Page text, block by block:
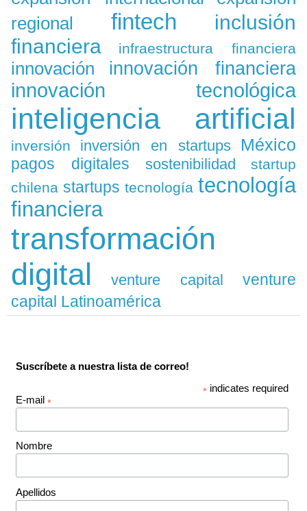
regional
fintech
inclusión
financiera
infraestructura financiera
innovación innovación financiera
innovación tecnológica
inteligencia artificial
inversión inversión en startups México
pagos digitales sostenibilidad
startup
chilena startups tecnología tecnología
financiera
transformación
digital
venture capital
venture
capital Latinoamérica
Suscríbete a nuestra lista de correo!
* indicates required
E-mail *
Nombre
Apellidos